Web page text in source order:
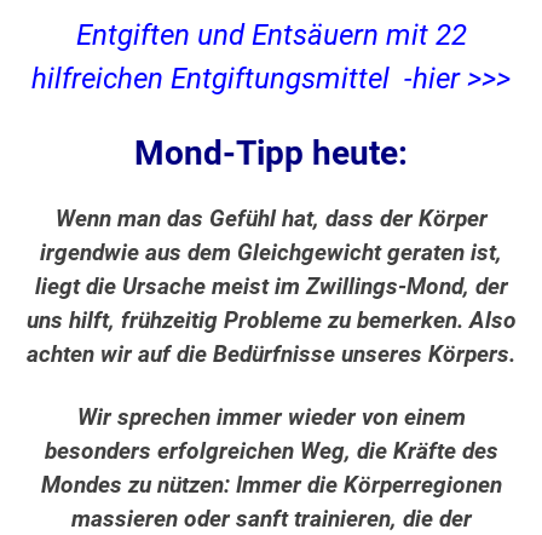
Entgiften und Entsäuern mit 22
hilfreichen Entgiftungsmittel -hier >>>
Mond-Tipp heute:
Wenn man das Gefühl hat, dass der Körper
irgendwie aus dem Gleichgewicht geraten ist,
liegt die Ursache meist im Zwillings-Mond, der
uns hilft, frühzeitig Probleme zu bemerken. Also
achten wir auf die Bedürfnisse unseres Körpers.
Wir sprechen immer wieder von einem
besonders erfolgreichen Weg, die Kräfte des
Mondes zu nützen: Immer die Körperregionen
massieren oder sanft trainieren, die der